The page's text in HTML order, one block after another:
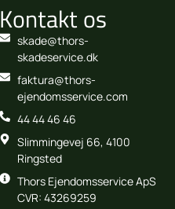
Kontakt os
skade@thors-
skadeservice.dk
faktura@thors-
ejendomsservice.com
44 44 46 46
Slimmingevej 66, 4100
Ringsted
Thors Ejendomsservice ApS
CVR: 43269259